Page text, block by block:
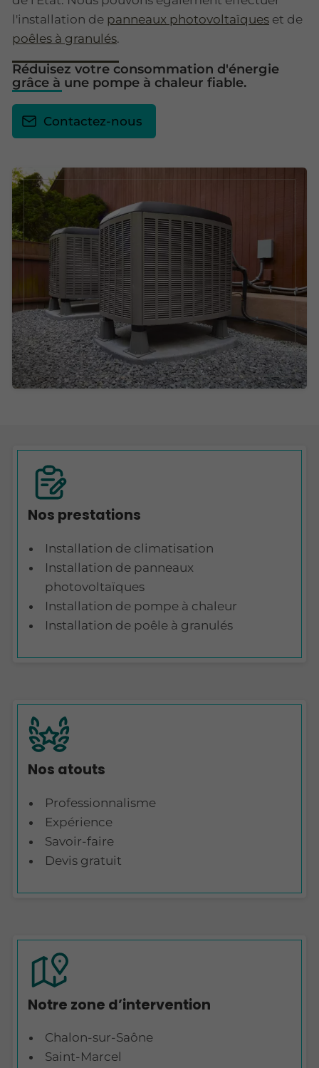
l'installation de panneaux photovoltaïques et de
poêles à granulés.
Réduisez votre consommation d'énergie
grâce à une pompe à chaleur fiable.
Contactez-nous
Nos prestations
Installation de climatisation
Installation de panneaux
photovoltaïques
Installation de pompe à chaleur
Installation de poêle à granulés
Nos atouts
Professionnalisme
Expérience
Savoir-faire
Devis gratuit
Notre zone d’intervention
Chalon-sur-Saône
Saint-Marcel